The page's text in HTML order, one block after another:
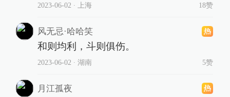
2023-06-02 ∙ 上海 18赞
风无忌·哈哈笑
和则均利，斗则俱伤。
2023-06-02 ∙ 湖南 5赞
月江孤夜